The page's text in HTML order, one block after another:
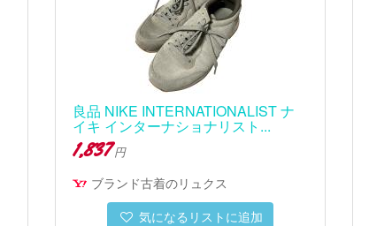
良品 NIKE INTERNATIONALIST ナ
イキ インターナショナリスト...
1,837 円
ブランド古着のリュクス
気になるリストに追加